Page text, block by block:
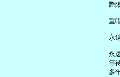
艷
重
永
永
等
多